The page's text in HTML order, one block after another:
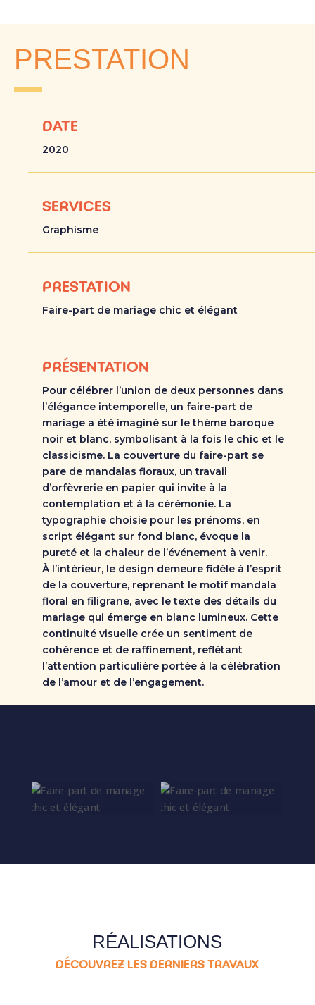
PRESTATION
DATE
2020
SERVICES
Graphisme
PRESTATION
Faire-part de mariage chic et élégant
PRÉSENTATION
Pour célébrer l’union de deux personnes dans
l’élégance intemporelle, un faire-part de
mariage a été imaginé sur le thème baroque
noir et blanc, symbolisant à la fois le chic et le
classicisme. La couverture du faire-part se
pare de mandalas floraux, un travail
d’orfèvrerie en papier qui invite à la
contemplation et à la cérémonie. La
typographie choisie pour les prénoms, en
script élégant sur fond blanc, évoque la
pureté et la chaleur de l’événement à venir.
À l’intérieur, le design demeure fidèle à l’esprit
de la couverture, reprenant le motif mandala
floral en filigrane, avec le texte des détails du
mariage qui émerge en blanc lumineux. Cette
continuité visuelle crée un sentiment de
cohérence et de raffinement, reflétant
l’attention particulière portée à la célébration
de l’amour et de l’engagement.
RÉALISATIONS
DÉCOUVREZ LES DERNIERS TRAVAUX